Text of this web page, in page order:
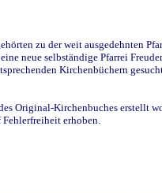
zu der weit ausgedehnten
neue selbständige Pfarrei
Kirchenbüchern
Original-Kirchenbuches erstellt
erhoben.